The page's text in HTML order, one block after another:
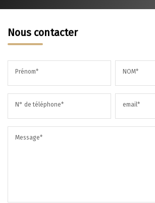
Nous contacter
Prénom* NOM*
N° de téléphone* email*
Message*